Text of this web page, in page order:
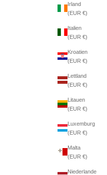
Irland
(EUR €)
Italien
(EUR €)
Kroatien
(EUR €)
Lettland
(EUR €)
Litauen
(EUR €)
Luxemburg
(EUR €)
Malta
(EUR €)
Niederlande